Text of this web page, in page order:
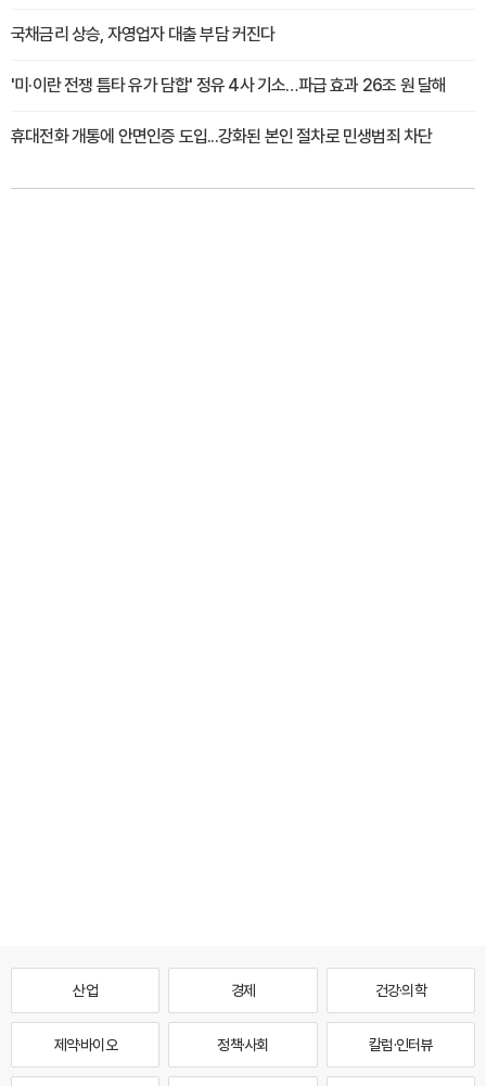
국채금리 상승, 자영업자 대출 부담 커진다
'미·이란 전쟁 틈타 유가 담합' 정유 4사 기소…파급 효과 26조 원 달해
휴대전화 개통에 안면인증 도입...강화된 본인 절차로 민생범죄 차단
산업 경제 건강·의학
제약·바이오 정책·사회 칼럼·인터뷰